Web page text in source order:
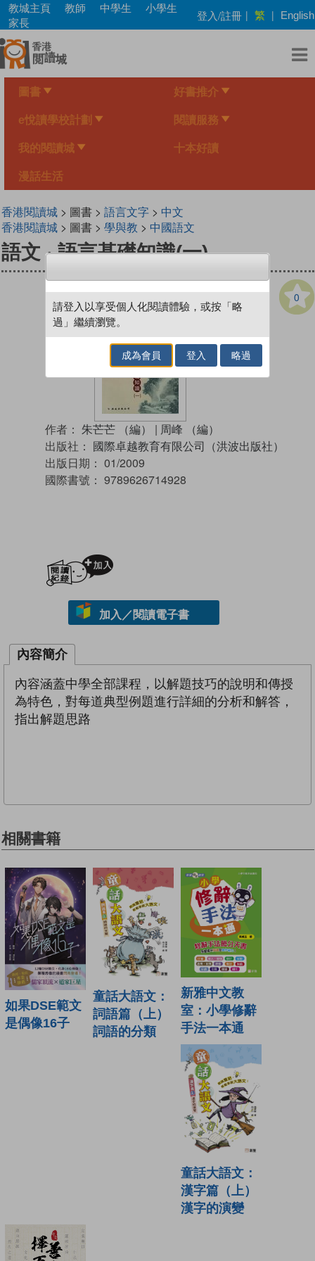
Skip
main
content
教城主頁 教師 中學生
小學生
家長
登入/註冊 | 繁 | English
圖書 好書推介
e悅讀學校計劃 閱讀服務
我的閱讀城 十本好讀
漫話生活
香港閱讀城> 圖書 > 語言文字> 中文
香港閱讀城> 圖書 > 學與教 > 中國語文
語文 ‧ 語言基礎知識(一)
0
作者： 朱芒芒 （編） | 周峰 （編）
出版社： 國際卓越教育有限公司（洪波出版社）
出版日期： 01/2009
國際書號： 9789626714928
加入／閱讀電子書
內容簡介
內容涵蓋中學全部課程，以解題技巧的說明和傳授
為特色，對每道典型例題進行詳細的分析和解答，
指出解題思路
相關書籍
如果DSE範文
是偶像16子
童話大語文：
詞語篇（上）
詞語的分類
新雅中文教
室：小學修辭
手法一本通
童話大語文：
漢字篇（上）
漢字的演變
請登入以享受個人化閱讀體驗，或按「略
過」繼續瀏覽。
成為會員 登入 略過